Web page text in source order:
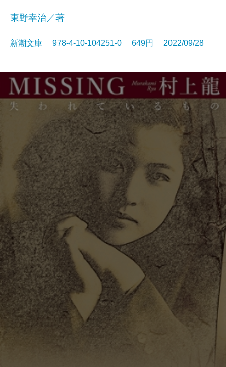
東野幸治／著
新潮文庫 978-4-10-104251-0 649円 2022/09/28